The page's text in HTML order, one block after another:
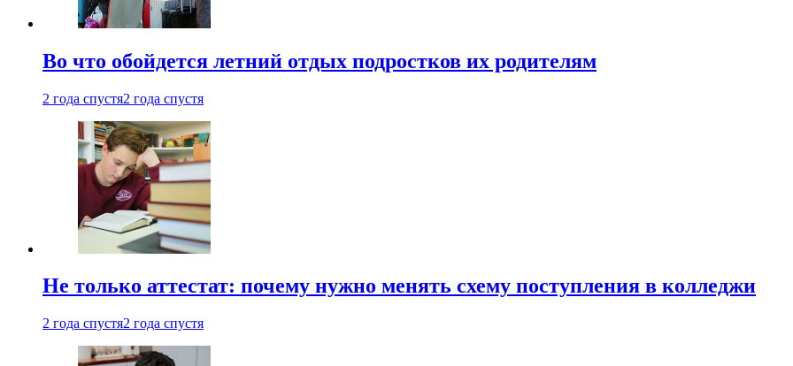
Во что обойдется летний отдых подростков их родителям
2 года спустя2 года спустя
Не только аттестат: почему нужно менять схему поступления в колледжи
2 года спустя2 года спустя